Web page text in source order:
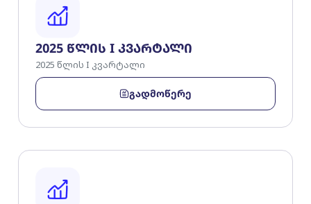
2025 წლის I კვარტალი
2025 წლის I კვარტალი
გადმოწერე